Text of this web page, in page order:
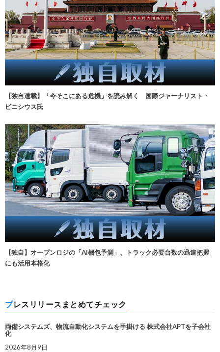
【独自連載】「今そこにある危機」を読み解く 国際ジャーナリスト・
ビニシウス氏
【独自】オープンロジの「AI梱包予測」、トラック必要台数の迅速把握
にも活用本格化
プレスリリースまとめてチェック
両備システムズ、物流自動化システムを手掛ける 株式会社APTを子会社
化
2026年8月9日